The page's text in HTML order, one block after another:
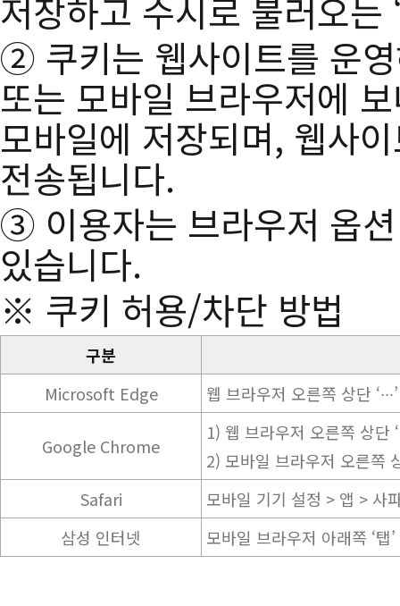
저장하고 수시로 불러오
② 쿠키는 웹사이트를 운
또는 모바일 브라우저에
모바일에 저장되며, 웹사
전송됩니다.
③ 이용자는 브라우저 옵
있습니다.
※ 쿠키 허용/차단 방법
구분
Microsoft Edge
웹 브라우저 오른쪽 상단
Google Chrome
1) 웹 브라우저 오른쪽 상
2) 모바일 브라우저 오른쪽
Safari
모바일 기기 설정 > 앱 > 사
삼성 인터넷
모바일 브라우저 아래쪽 ‘